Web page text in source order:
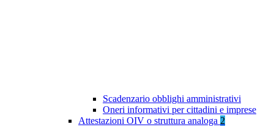
Scadenzario obblighi amministrativi
Oneri informativi per cittadini e imprese
Attestazioni OIV o struttura analoga 2